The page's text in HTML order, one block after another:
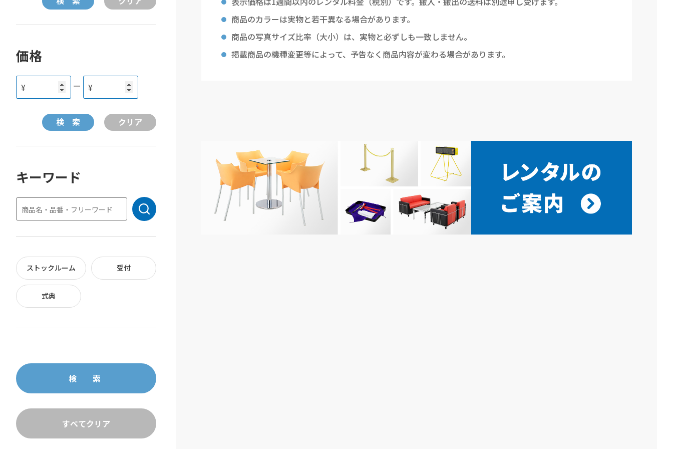
価格
¥ ー ¥
キーワード
ストックルーム 受付
式典
商品のカラーは実物と若干異なる場合があります。
商品の写真サイズ比率（大小）は、実物と必ずしも一致しません。
掲載商品の機種変更等によって、予告なく商品内容が変わる場合があります。